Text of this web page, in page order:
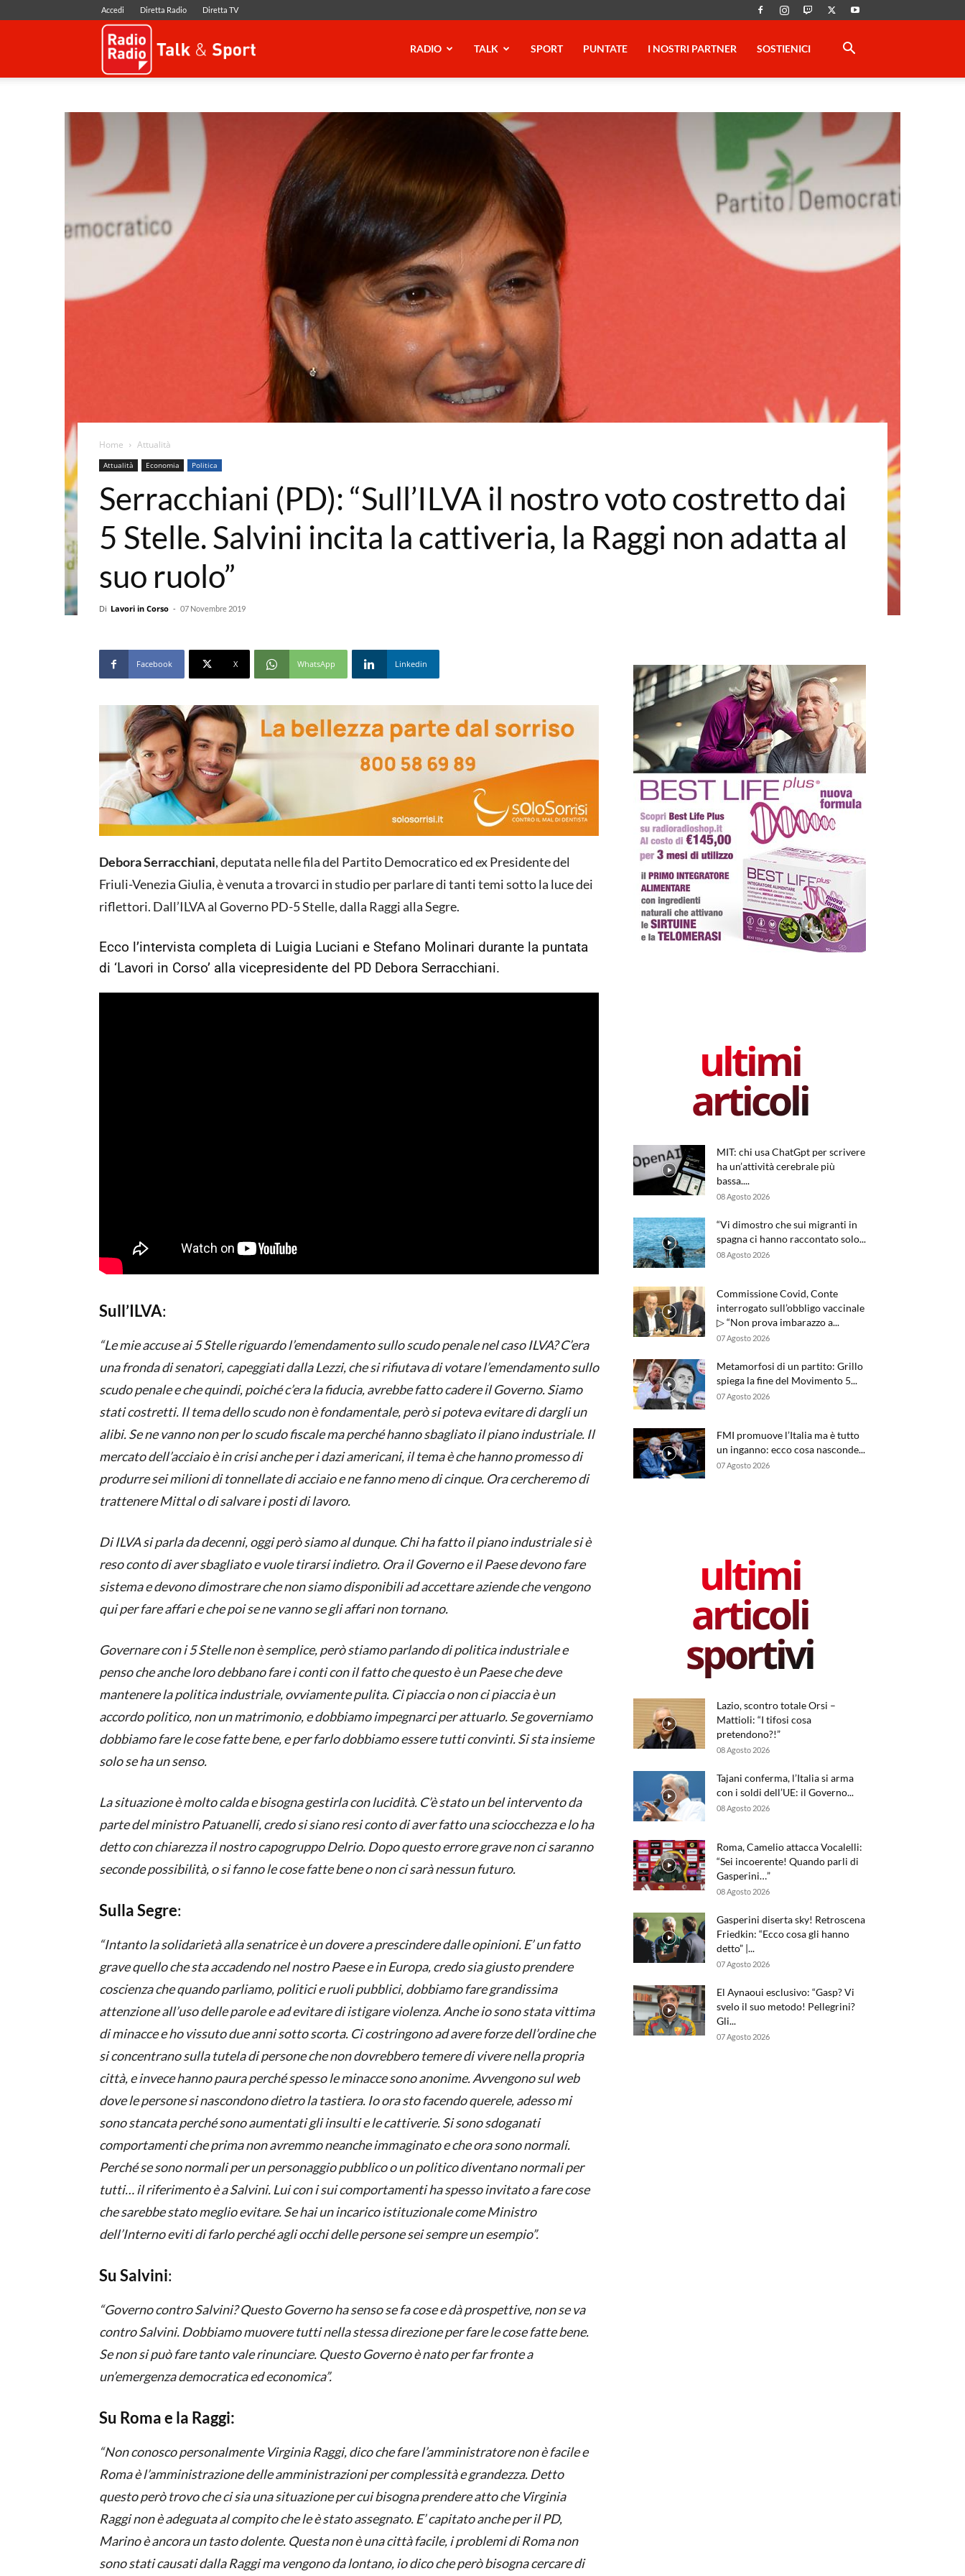
Accedi Diretta Radio Diretta TV
RADIO TALK SPORT PUNTATE I NOSTRI PARTNER SOSTIENICI
Home Attualità
Attualità Economia Politica
Serracchiani (PD): “Sull’ILVA il nostro voto costretto dai
5 Stelle. Salvini incita la cattiveria, la Raggi non adatta al
suo ruolo”
Di Lavori in Corso - 07 Novembre 2019
Facebook X WhatsApp Linkedin
Debora Serracchiani, deputata nelle fila del Partito Democratico ed ex Presidente del
Friuli-Venezia Giulia, è venuta a trovarci in studio per parlare di tanti temi sotto la luce dei
riflettori. Dall’ILVA al Governo PD-5 Stelle, dalla Raggi alla Segre.
Ecco l’intervista completa di Luigia Luciani e Stefano Molinari durante la puntata
di ‘Lavori in Corso’ alla vicepresidente del PD Debora Serracchiani.
Sull’ILVA:
“Le mie accuse ai 5 Stelle riguardo l’emendamento sullo scudo penale nel caso ILVA? C’era
una fronda di senatori, capeggiati dalla Lezzi, che si rifiutava di votare l’emendamento sullo
scudo penale e che quindi, poiché c’era la fiducia, avrebbe fatto cadere il Governo. Siamo
stati costretti. Il tema dello scudo non è fondamentale, però si poteva evitare di dargli un
alibi.Se ne vanno non per lo scudo fiscale ma perché hanno sbagliato il piano industriale. Il
mercato dell’acciaio è in crisi anche per i dazi americani, il tema è che hanno promesso di
produrre sei milioni di tonnellate di acciaio e ne fanno meno di cinque. Ora cercheremo di
trattenere Mittal o di salvare i posti di lavoro.
Di ILVA si parla da decenni, oggi però siamo al dunque. Chi ha fatto il piano industriale si è
reso conto di aver sbagliato e vuole tirarsi indietro. Ora il Governo e il Paese devono fare
sistema e devono dimostrare che non siamo disponibili ad accettare aziende che vengono
qui per fare affari e che poi se ne vanno se gli affari non tornano.
Governare con i 5 Stelle non è semplice, però stiamo parlando di politica industriale e
penso che anche loro debbano fare i conti con il fatto che questo è un Paese che deve
mantenere la politica industriale, ovviamente pulita. Ci piaccia o non ci piaccia è un
accordo politico, non un matrimonio, e dobbiamo impegnarci per attuarlo. Se governiamo
dobbiamo fare le cose fatte bene, e per farlo dobbiamo essere tutti convinti. Si sta insieme
solo se ha un senso.
La situazione è molto calda e bisogna gestirla con lucidità. C’è stato un bel intervento da
parte del ministro Patuanelli, credo si siano resi conto di aver fatto una sciocchezza e lo ha
detto con chiarezza il nostro capogruppo Delrio. Dopo questo errore grave non ci saranno
seconde possibilità, o si fanno le cose fatte bene o non ci sarà nessun futuro.
Sulla Segre:
“Intanto la solidarietà alla senatrice è un dovere a prescindere dalle opinioni. E’ un fatto
grave quello che sta accadendo nel nostro Paese e in Europa, credo sia giusto prendere
coscienza che quando parliamo, politici e ruoli pubblici, dobbiamo fare grandissima
attenzione all’uso delle parole e ad evitare di istigare violenza. Anche io sono stata vittima
di minacce e ho vissuto due anni sotto scorta. Ci costringono ad avere forze dell’ordine che
si concentrano sulla tutela di persone che non dovrebbero temere di vivere nella propria
città, e invece hanno paura perché spesso le minacce sono anonime. Avvengono sul web
dove le persone si nascondono dietro la tastiera. Io ora sto facendo querele, adesso mi
sono stancata perché sono aumentati gli insulti e le cattiverie. Si sono sdoganati
comportamenti che prima non avremmo neanche immaginato e che ora sono normali.
Perché se sono normali per un personaggio pubblico o un politico diventano normali per
tutti… il riferimento è a Salvini. Lui con i sui comportamenti ha spesso invitato a fare cose
che sarebbe stato meglio evitare. Se hai un incarico istituzionale come Ministro
dell’Interno eviti di farlo perché agli occhi delle persone sei sempre un esempio”.
Su Salvini:
“Governo contro Salvini? Questo Governo ha senso se fa cose e dà prospettive, non se va
contro Salvini. Dobbiamo muovere tutti nella stessa direzione per fare le cose fatte bene.
Se non si può fare tanto vale rinunciare. Questo Governo è nato per far fronte a
un’emergenza democratica ed economica”.
Su Roma e la Raggi:
“Non conosco personalmente Virginia Raggi, dico che fare l’amministratore non è facile e
Roma è l’amministrazione delle amministrazioni per complessità e grandezza. Detto
questo però trovo che ci sia una situazione per cui bisogna prendere atto che Virginia
Raggi non è adeguata al compito che le è stato assegnato. E’ capitato anche per il PD,
Marino è ancora un tasto dolente. Questa non è una città facile, i problemi di Roma non
sono stati causati dalla Raggi ma vengono da lontano, io dico che però bisogna cercare di
ultimi
articoli
MIT: chi usa ChatGpt per scrivere
ha un’attività cerebrale più
bassa....
08 Agosto 2026
“Vi dimostro che sui migranti in
spagna ci hanno raccontato solo...
08 Agosto 2026
Commissione Covid, Conte
interrogato sull’obbligo vaccinale
▷ “Non prova imbarazzo a...
07 Agosto 2026
Metamorfosi di un partito: Grillo
spiega la fine del Movimento 5...
07 Agosto 2026
FMI promuove l’Italia ma è tutto
un inganno: ecco cosa nasconde...
07 Agosto 2026
ultimi
articoli
sportivi
Lazio, scontro totale Orsi –
Mattioli: “I tifosi cosa
pretendono?!”
08 Agosto 2026
Tajani conferma, l’Italia si arma
con i soldi dell’UE: il Governo...
08 Agosto 2026
Roma, Camelio attacca Vocalelli:
“Sei incoerente! Quando parli di
Gasperini…”
08 Agosto 2026
Gasperini diserta sky! Retroscena
Friedkin: “Ecco cosa gli hanno
detto” |...
07 Agosto 2026
El Aynaoui esclusivo: “Gasp? Vi
svelo il suo metodo! Pellegrini?
Gli...
07 Agosto 2026